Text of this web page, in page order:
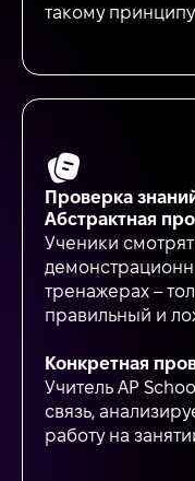
такому принципу
Проверка
Абстрактная
Ученики
тренажерах –
правильный и
Конкретная
Учитель AP
связь,
работу на